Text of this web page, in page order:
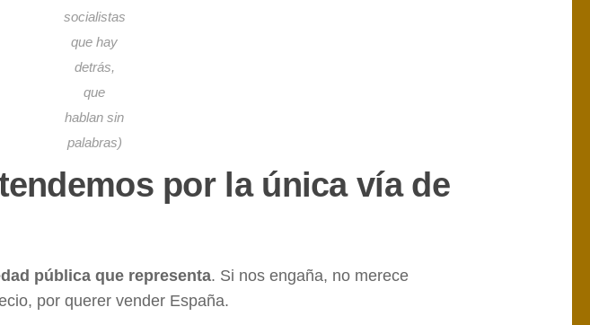
socialistas
que hay
detrás,
que
hablan sin
palabras)
por la única vía de
pública que representa. Si nos engaña, no merece
por querer vender España.